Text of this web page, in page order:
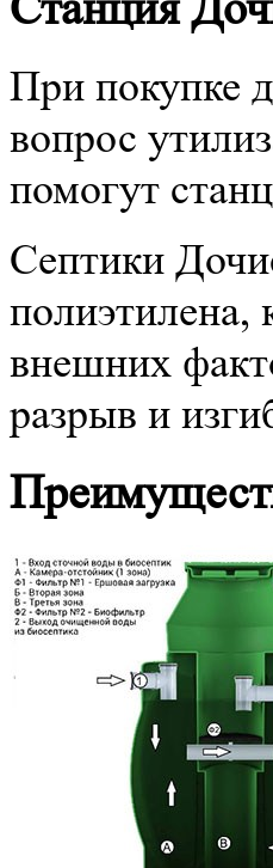
При покупке
вопрос
помогут
Септики
полиэтилена,
внешних
разрыв и